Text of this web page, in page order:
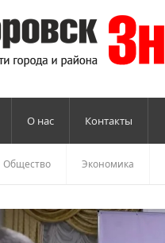
О нас Контакты
Общество Экономика